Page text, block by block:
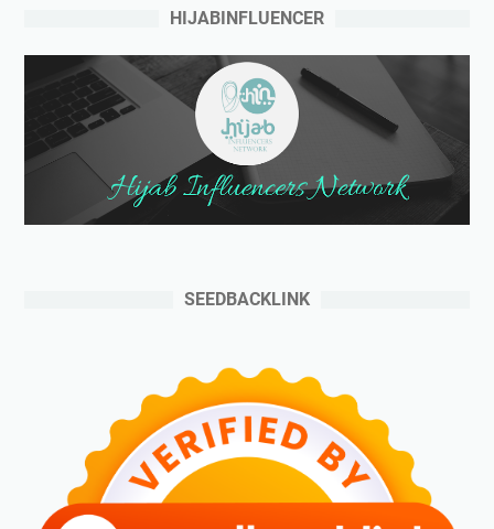
HIJABINFLUENCER
SEEDBACKLINK